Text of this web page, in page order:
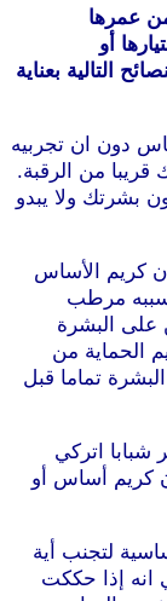
عمرها
أو
التالية بعناية
دون ان تجربيه
من الرقبة.
بشرتك ولا يبدو
كريم الأساس
سببه مرطب
على البشرة
الحماية من
تماما قبل
شبابا اتركي
كريم أساس أو
لتجنب أية
إذا حككت